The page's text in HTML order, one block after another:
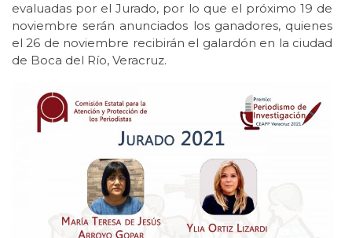
evaluadas por el Jurado, por lo que el próximo 19 de
noviembre serán anunciados los ganadores, quienes
el 26 de noviembre recibirán el galardón en la ciudad
de Boca del Río, Veracruz.